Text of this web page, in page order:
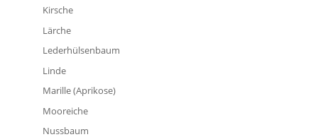
Kirsche
Lärche
Lederhülsenbaum
Linde
Marille (Aprikose)
Mooreiche
Nussbaum